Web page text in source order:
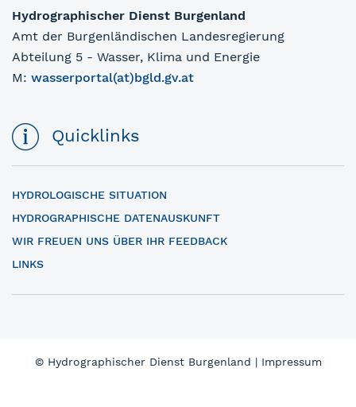
Hydrographischer Dienst Burgenland
Amt der Burgenländischen Landesregierung
Abteilung 5 - Wasser, Klima und Energie
M: wasserportal(at)bgld.gv.at
Quicklinks
HYDROLOGISCHE SITUATION
HYDROGRAPHISCHE DATENAUSKUNFT
WIR FREUEN UNS ÜBER IHR FEEDBACK
LINKS
© Hydrographischer Dienst Burgenland | Impressum